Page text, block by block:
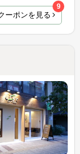
ーポンを見る
9